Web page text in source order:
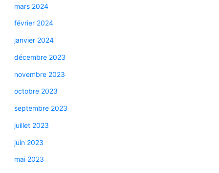
mars 2024
février 2024
janvier 2024
décembre 2023
novembre 2023
octobre 2023
septembre 2023
juillet 2023
juin 2023
mai 2023